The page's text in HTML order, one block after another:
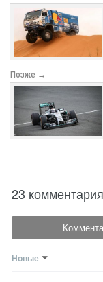
Позже →
23 комментария
Новые